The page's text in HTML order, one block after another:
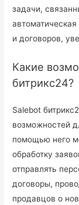
задачи,
и договоров,
Какие
битрикс24?
Salebot
возможностей
помощью него
обработку
отправлять
договоры,
продавцов о